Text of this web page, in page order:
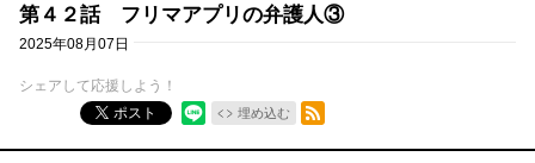
第４２話 フリマアプリの弁護人③
2025年08月07日
シェアして応援しよう！
ポスト
埋め込む
RSSフィード